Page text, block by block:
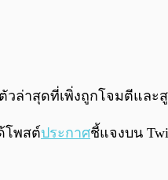
ตัวล่าสุดที่เพิ่งถูกโจมตีและ
โพสต์ประกาศชี้แจงบน